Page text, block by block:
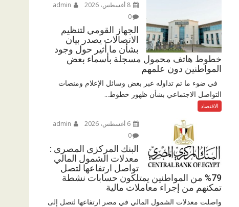
0
الجهاز القومي لتنظيم
الاتصالات يصدر بيان
بشأن ما أثير حول وجود
خطوط هاتف محمول مسجلة بأسماء بعض
المواطنين دون علمهم
في ضوء ما تم تداوله عبر بعض وسائل الإعلام ومنصات
التواصل الاجتماعي بشأن ظهور خطوط...
الاقتصاد
0
البنك المركزى المصرى :
معدلات الشمول المالي
تواصل ارتفاعها لتصل
79% من المواطنين يمتلكون حسابات نشطة
تمكنهم من إجراء معاملات مالية
واصلت معدلات الشمول المالي في مصر ارتفاعها لتصل إلى